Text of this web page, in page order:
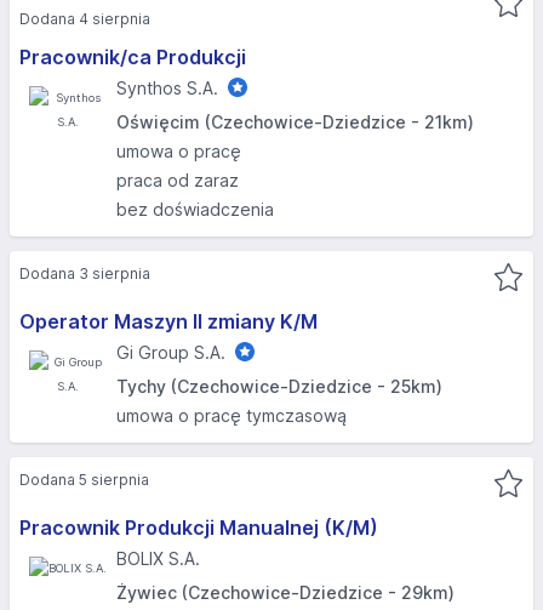
Pracownik/ca Produkcji
Synthos S.A.
Oświęcim (Czechowice-Dziedzice - 21km)
umowa o pracę
praca od zaraz
bez doświadczenia
Dodana 4 sierpnia
Operator Maszyn II zmiany K/M
Gi Group S.A.
Tychy (Czechowice-Dziedzice - 25km)
umowa o pracę tymczasową
Dodana 3 sierpnia
Pracownik Produkcji Manualnej (K/M)
BOLIX S.A.
Żywiec (Czechowice-Dziedzice - 29km)
Dodana 5 sierpnia